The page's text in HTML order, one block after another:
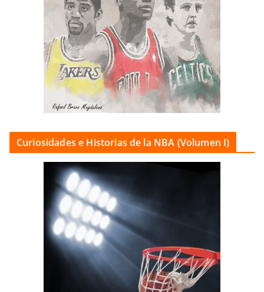
Curiosidades e Historias de la NBA (Volumen I)